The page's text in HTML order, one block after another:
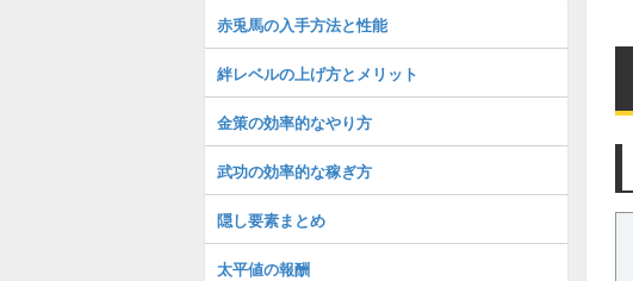
赤兎馬の入手方法と性能
絆レベルの上げ方とメリット
金策の効率的なやり方
武功の効率的な稼ぎ方
隠し要素まとめ
太平値の報酬